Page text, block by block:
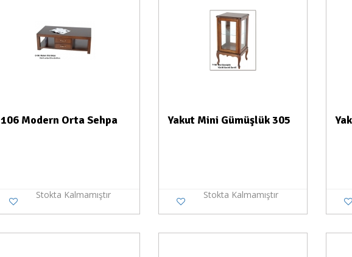
106 Modern Orta Sehpa
Stokta Kalmamıştır
Yakut Mini Gümüşlük 305
Stokta Kalmamıştır